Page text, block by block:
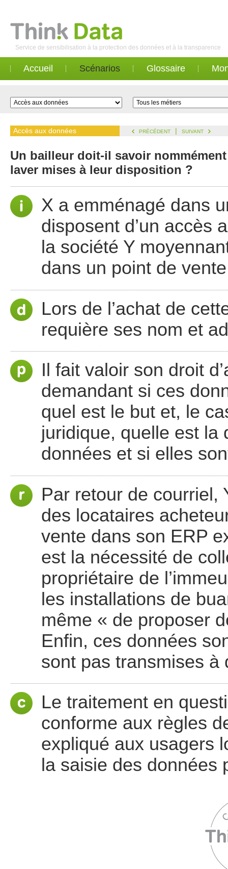
Service de sensibilisation à la protection des données et à la transparence
Accueil Scénarios Glossaire
Accès aux données PRÉCÉDENT | SUIVANT
Un bailleur doit-il savoir
laver mises à leur disposition ?
X a emménagé dans
disposent d’un accès
la société Y
dans un point de
Lors de l’achat de
requière ses nom et
Il fait valoir son droit
demandant si ces
quel est le but et, le
juridique, quelle est la
données et si elles
Par retour de courriel,
des locataires
vente dans son ERP
est la nécessité de
propriétaire de
les installations de
même « de proposer
Enfin, ces données
sont pas transmises à
Le traitement en
conforme aux règles
expliqué aux usagers
la saisie des données